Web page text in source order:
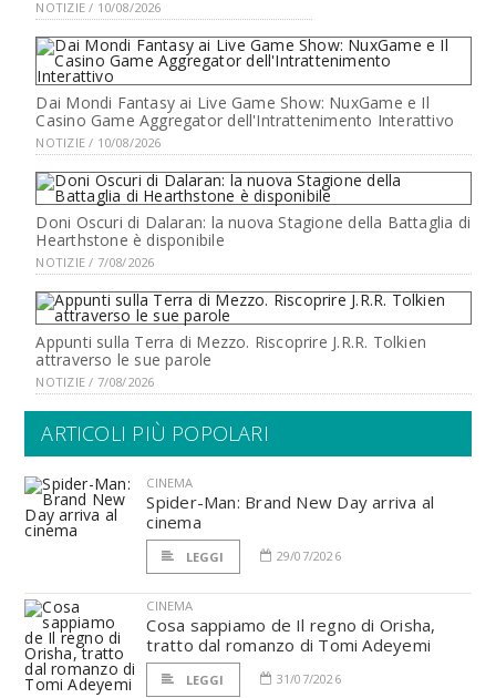
NOTIZIE / 10/08/2026
Dai Mondi Fantasy ai Live Game Show: NuxGame e Il
Casino Game Aggregator dell'Intrattenimento Interattivo
NOTIZIE / 10/08/2026
Doni Oscuri di Dalaran: la nuova Stagione della Battaglia di
Hearthstone è disponibile
NOTIZIE / 7/08/2026
Appunti sulla Terra di Mezzo. Riscoprire J.R.R. Tolkien
attraverso le sue parole
NOTIZIE / 7/08/2026
ARTICOLI PIÙ POPOLARI
CINEMA
Spider-Man: Brand New Day arriva al
cinema
LEGGI 29/07/2026
CINEMA
Cosa sappiamo de Il regno di Orisha,
tratto dal romanzo di Tomi Adeyemi
LEGGI 31/07/2026